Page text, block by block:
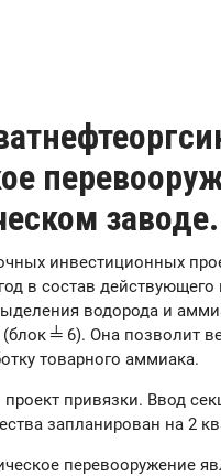
заводе.
инвестиционных
в состав
водорода и
(блок ╧ 6). Она позволит
товарного аммиака.
привязки. Ввод
запланирован на 2
перевооружение